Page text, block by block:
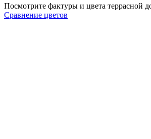
Посмотрите фактуры и цвета террасной
Сравнение цветов